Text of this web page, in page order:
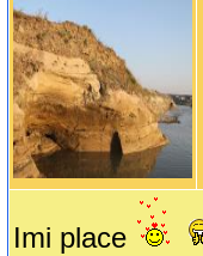
Imi place